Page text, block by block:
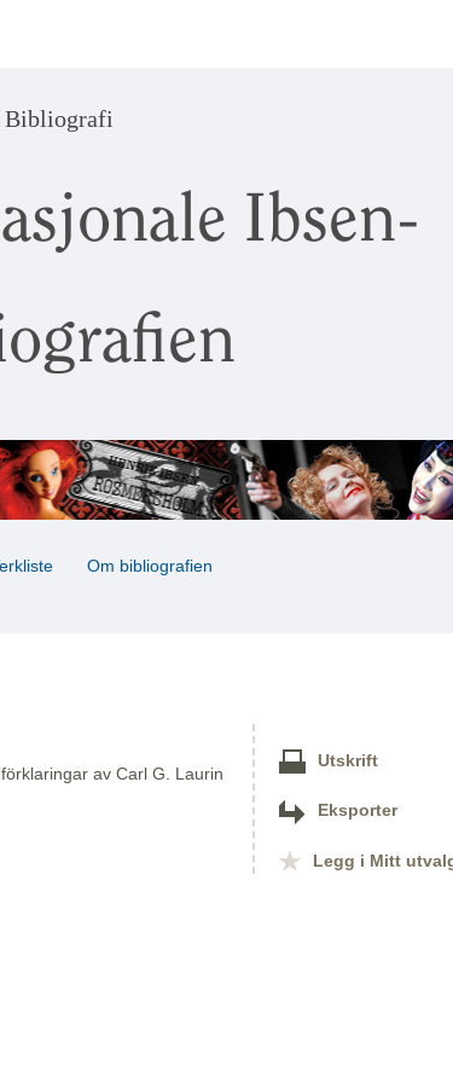
Bibliografi
Ibsen-
Om bibliografien
av Carl G. Laurin
Utskrift
Eksporter
Legg i Mitt